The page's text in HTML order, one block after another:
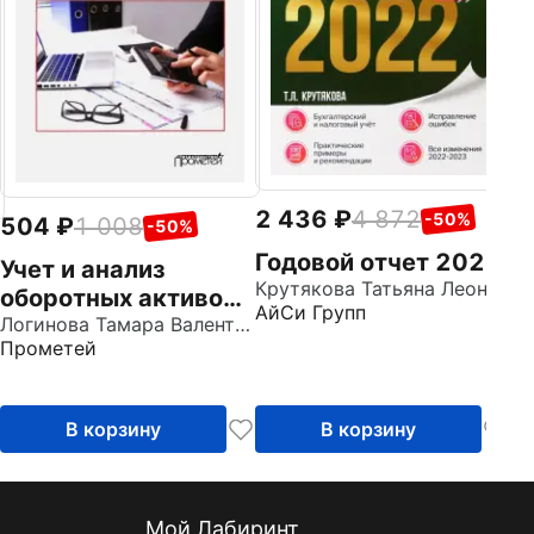
504 1 008 -50%
Учет и анализ
оборотных активов.
Учебное пособие
Логинова Тамара Валентиновна
Прометей
В корзину
2 436 4 872 -50%
Годовой отчет 2022
АйСи Групп
В корзину
Мой Лабиринт